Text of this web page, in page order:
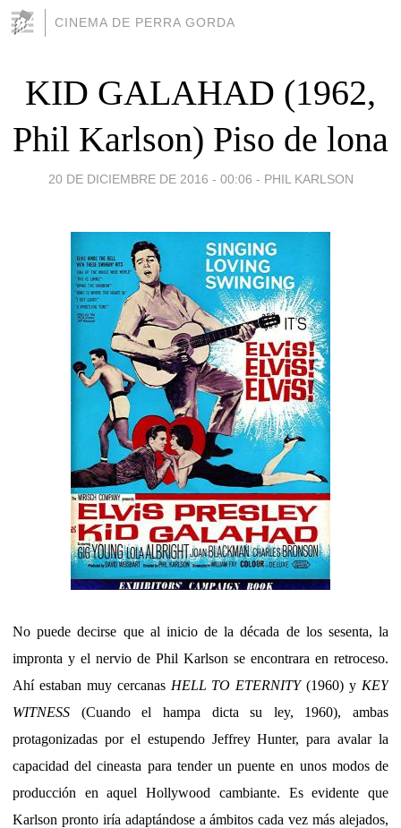
CINEMA DE PERRA GORDA
KID GALAHAD (1962,
Phil Karlson) Piso de lona
20 DE DICIEMBRE DE 2016 - 00:06 - PHIL KARLSON
No puede decirse que al inicio de la década de los sesenta, la
impronta y el nervio de Phil Karlson se encontrara en retroceso.
Ahí estaban muy cercanas HELL TO ETERNITY(1960) y KEY
WITNESS (Cuando el hampa dicta su ley, 1960), ambas
protagonizadas por el estupendo Jeffrey Hunter, para avalar la
capacidad del cineasta para tender un puente en unos modos de
producción en aquel Hollywood cambiante. Es evidente que
Karlson pronto iría adaptándose a ámbitos cada vez más alejados,